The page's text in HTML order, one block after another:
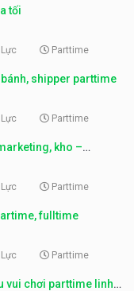
tối
Parttime
shipper parttime
Parttime
kho –
Parttime
fulltime
Parttime
vui chơi parttime linh